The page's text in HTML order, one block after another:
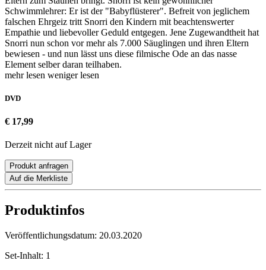
Schwimmlehrer: Er ist der "Babyflüsterer". Befreit von jeglichem
falschen Ehrgeiz tritt Snorri den Kindern mit beachtenswerter
Empathie und liebevoller Geduld entgegen. Jene Zugewandtheit hat
Snorri nun schon vor mehr als 7.000 Säuglingen und ihren Eltern
bewiesen - und nun lässt uns diese filmische Ode an das nasse
Element selber daran teilhaben.
mehr lesen weniger lesen
DVD
€ 17,99
Derzeit nicht auf Lager
Produkt anfragen
Auf die Merkliste
Produktinfos
Veröffentlichungsdatum: 20.03.2020
Set-Inhalt: 1